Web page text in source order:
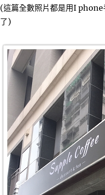
(這篇全數照片都是用I phone
了)